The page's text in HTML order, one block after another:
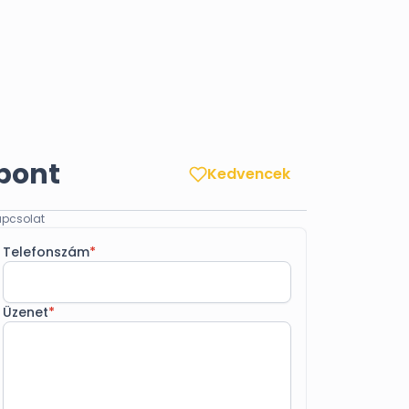
Kedvencek
Telefonszám*
Üzenet*